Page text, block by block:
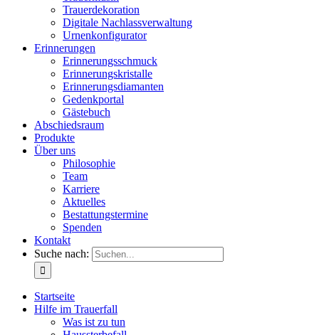
Trauerdekoration
Digitale Nachlassverwaltung
Urnenkonfigurator
Erinnerungen
Erinnerungsschmuck
Erinnerungskristalle
Erinnerungsdiamanten
Gedenkportal
Gästebuch
Abschiedsraum
Produkte
Über uns
Philosophie
Team
Karriere
Aktuelles
Bestattungstermine
Spenden
Kontakt
Suche nach:
Startseite
Hilfe im Trauerfall
Was ist zu tun